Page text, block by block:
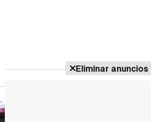
Eliminar anuncios